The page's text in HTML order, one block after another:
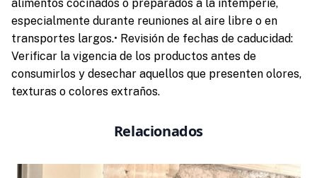
alimentos cocinados o preparados a la intemperie,
especialmente durante reuniones al aire libre o en
transportes largos.• Revisión de fechas de caducidad:
Verificar la vigencia de los productos antes de
consumirlos y desechar aquellos que presenten olores,
texturas o colores extraños.
Relacionados